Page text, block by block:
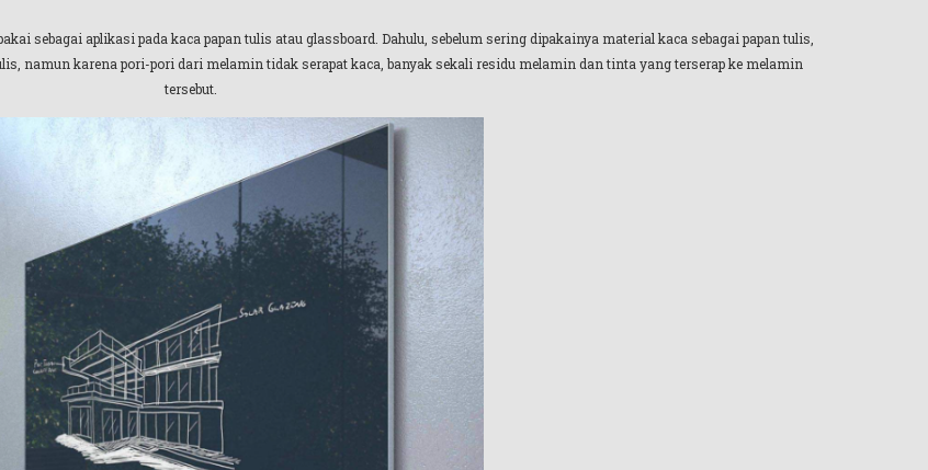
sebagai aplikasi pada kaca papan tulis atau glassboard. Dahulu, sebelum sering dipakainya material kaca sebagai papan tulis,
namun karena pori-pori dari melamin tidak serapat kaca, banyak sekali residu melamin dan tinta yang terserap ke melamin
tersebut.